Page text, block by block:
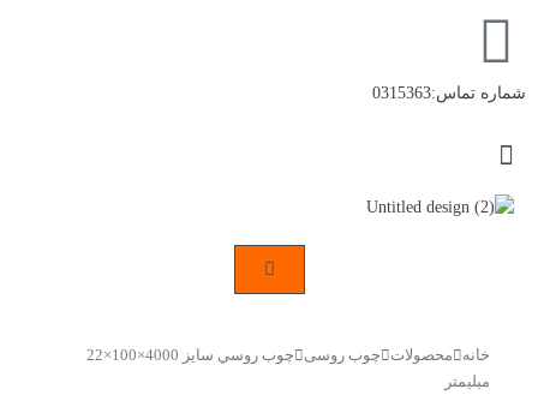
محتوا
شماره تماس:0315363
Flyout
خانه محصولات چوب روسی
چوب روسي سايز 4000×100×22
ميليمتر